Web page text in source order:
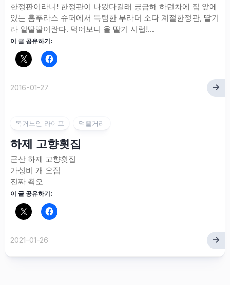
한정판이라니! 한정판이 나왔다길래 궁금해 하던차에 집 앞에
있는 홈푸라스 슈퍼에서 득탬한 부라더 소다 계절한정판, 딸기
라 알딸딸이란다. 먹어보니 올 딸기 시럽!...
이 글 공유하기:
2016-01-27
독거노인 라이프 먹을거리
하제 고향횟집
군산 하제 고향횟집
가성비 개 오짐
진짜 쵝오
이 글 공유하기:
2021-01-26